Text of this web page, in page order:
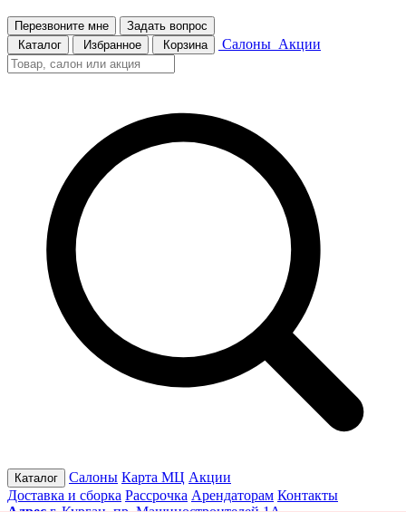
Перезвоните мне
Задать вопрос
Каталог
Избранное Корзина Салоны Акции
Каталог Салоны Карта МЦ Акции
Доставка и сборка Рассрочка Арендаторам Контакты